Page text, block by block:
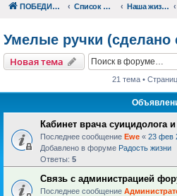
ПОБЕДИШЬ.РУ Список форумов Наша жизнь (не всё же о суициде!)
Умелые ручки (сделано
Новая тема
21 тема •
Кабинет врача суицидолога
Последнее сообщение Ewe « 23 фев
Добавлено в форуме Радость жизни
Ответы: 5
Связь с администрацией
Последнее сообщение